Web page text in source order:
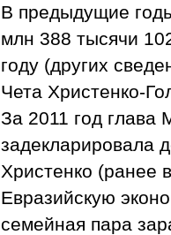
В предыдущие
млн 388 тысячи
году (других
Чета Христенко-
За 2011 год глава
задекларировала
Христенко (ранее
Евразийскую
семейная пара